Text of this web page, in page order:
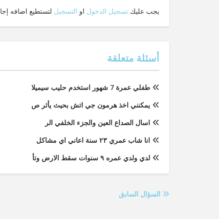
يجب عليك تسجيل الدخول او التسجيل لتستطيع اضافه
أسئلة متعلقة
طفلي عمرة 7 شهور استخدم حليب سيميلا
يمكنني اخذ هرمون جي اتش بحيث يأثر ص
اسال الصداع العين والجزء الخلفي الر
انا شاب عمري ٢٣ سنة اعاني اي مشاكل
لدي ولدي عمره ٩ سنوات سقط الارض وتأ
السؤال السابق